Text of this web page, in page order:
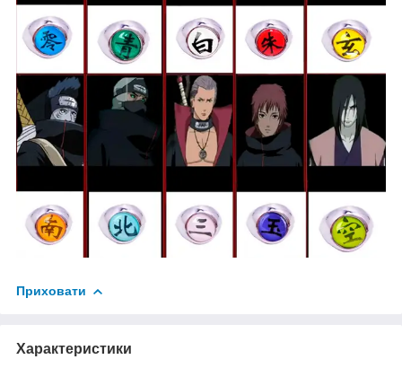
Приховати
Характеристики